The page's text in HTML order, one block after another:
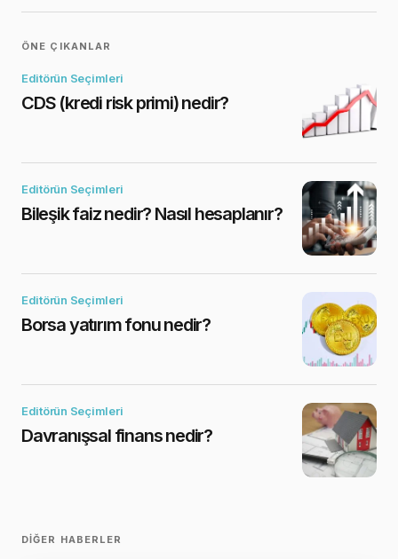
ÖNE ÇIKANLAR
Editörün Seçimleri
CDS (kredi risk primi) nedir?
Editörün Seçimleri
Bileşik faiz nedir? Nasıl hesaplanır?
Editörün Seçimleri
Borsa yatırım fonu nedir?
Editörün Seçimleri
Davranışsal finans nedir?
DIĞER HABERLER